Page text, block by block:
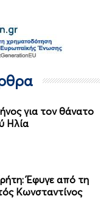
για τον θάνατο
Ηλία
Έφυγε από τη
Κωνσταντίνος